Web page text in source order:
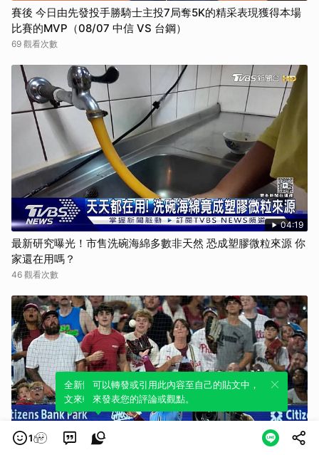
賽後 今日由先發投手勝騎士主投7局奪5K的精采表現獲得本場
比賽的MVP（08/07 中信 VS 台鋼）
69 觀看次數
04:19
最新研究曝光！市售洗碗海綿多數非天然 恐成塑膠微粒來源 你
家還在用嗎？
46 觀看次數
1
全新體驗！一鍵引用此內容，透過發布貼
文來輕鬆表達個人立場。
可以轉發或引用此內容至自己的貼文中，
來發表您的評論或觀點。